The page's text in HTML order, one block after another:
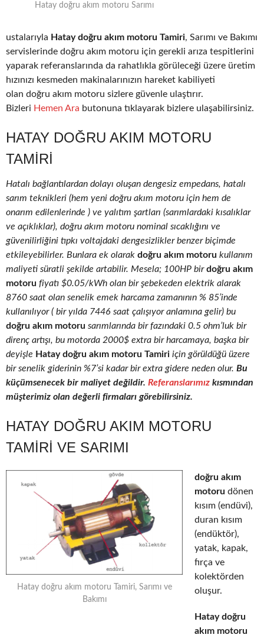
Hatay doğru akım motoru Sarımı
ustalarıyla Hatay doğru akım motoru Tamiri, Sarımı ve Bakımı
servislerinde doğru akım motoru için gerekli arıza tespitlerini
yaparak referanslarında da rahatlıkla görüleceği üzere üretim
hızınızı kesmeden makinalarınızın hareket kabiliyeti
olan doğru akım motoru sizlere güvenle ulaştırır.
Bizleri Hemen Ara butonuna tıklayarak bizlere ulaşabilirsiniz.
HATAY DOĞRU AKIM MOTORU
TAMIRI
Hatalı bağlantılardan dolayı oluşan dengesiz empedans, hatalı
sarım teknikleri (hem yeni doğru akım motoru için hem de
onarım edilenlerinde ) ve yalıtım şartları (sarımlardaki kısalıklar
ve açıklıklar), doğru akım motoru nominal sıcaklığını ve
güvenilirliğini tıpkı voltajdaki dengesizlikler benzer biçimde
etkileyebilirler. Bunlara ek olarak doğru akım motoru kullanım
maliyeti süratli şekilde artabilir. Mesela; 100HP birdoğru akım
motoru fiyatı $0.05/kWh olan bir şebekeden elektrik alarak
8760 saat olan senelik emek harcama zamanının % 85’inde
kullanılıyor ( bir yılda 7446 saat çalışıyor anlamına gelir) bu
doğru akım motoru sarımlarında bir fazındaki 0.5 ohm’luk bir
direnç artışı, bu motorda 2000$ extra bir harcamaya, başka bir
deyişle Hatay doğru akım motoru Tamiri için görüldüğü üzere
bir senelik giderinin %7’si kadar bir extra gidere neden olur. Bu
küçümsenecek bir maliyet değildir. Referanslarımız kısmından
müşterimiz olan değerli firmaları görebilirsiniz.
HATAY DOĞRU AKIM MOTORU
TAMIRI VE SARIMI
Hatay doğru akım motoru Tamiri, Sarımı ve
Bakımı
doğru akım
motoru dönen
kısım (endüvi),
duran kısım
(endüktör),
yatak, kapak,
fırça ve
kolektörden
oluşur.
Hatay doğru
akım motoru